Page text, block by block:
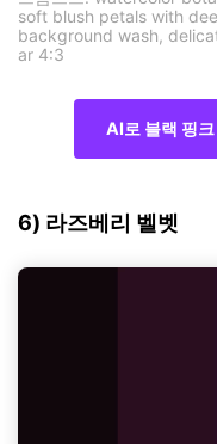
soft blush petals with
background wash,
ar 4:3
AI로 블랙 핑
6) 라즈베리 벨벳